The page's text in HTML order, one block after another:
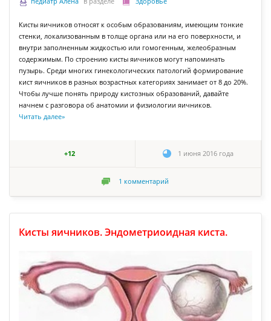
Кисты яичников относят к особым образованиям, имеющим тонкие
стенки, локализованным в толще органа или на его поверхности, и
внутри заполненным жидкостью или гомогенным, желеобразным
содержимым. По строению кисты яичников могут напоминать
пузырь. Среди многих гинекологических патологий формирование
кист яичников в разных возрастных категориях занимает от 8 до 20%.
Чтобы лучше понять природу кистозных образований, давайте
начнем с разговора об анатомии и физиологии яичников.
Читать далее»
+12 1 июня 2016 года
1 комментарий
Кисты яичников. Эндометриоидная киста.